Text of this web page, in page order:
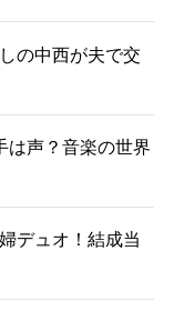
の中西が夫で交
は声？音楽の世界
デュオ！結成当